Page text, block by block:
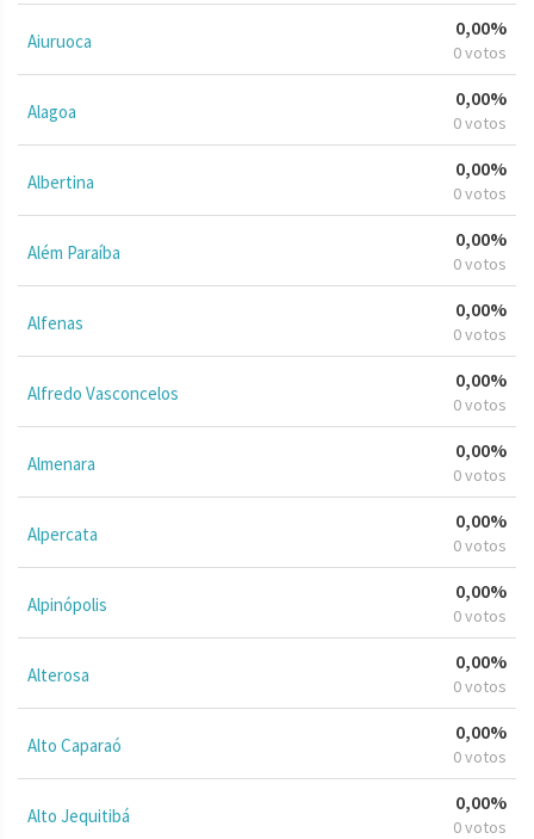
Aiuruoca
0,00%
0 votos
Alagoa
0,00%
0 votos
Albertina
0,00%
0 votos
Além Paraíba
0,00%
0 votos
Alfenas
0,00%
0 votos
Alfredo Vasconcelos
0,00%
0 votos
Almenara
0,00%
0 votos
Alpercata
0,00%
0 votos
Alpinópolis
0,00%
0 votos
Alterosa
0,00%
0 votos
Alto Caparaó
0,00%
0 votos
Alto Jequitibá
0,00%
0 votos